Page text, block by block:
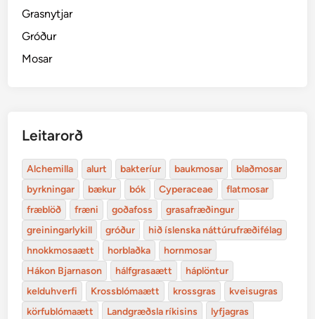
Grasnytjar
Gróður
Mosar
Leitarorð
Alchemilla alurt bakteríur baukmosar
blaðmosar
byrkningar
bækur bók Cyperaceae
flatmosar
fræblöð
fræni goðafoss
grasafræðingur
greiningarlykill
gróður
hið íslenska náttúrufræðifélag
hnokkmosaætt
horblaðka
hornmosar
Hákon Bjarnason
hálfgrasaætt
háplöntur
kelduhverfi
Krossblómaætt krossgras
kveisugras
körfublómaætt
Landgræðsla ríkisins lyfjagras